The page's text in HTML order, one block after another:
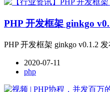
PHP 开发框架 ginkgo
PHP 开发框架 ginkgo v0.1.2
2020-07-11
php